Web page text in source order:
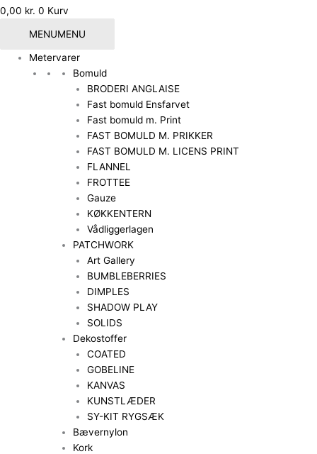
0,00 kr. 0 Kurv
MENUMENU
Metervarer
Bomuld
BRODERI ANGLAISE
Fast bomuld Ensfarvet
Fast bomuld m. Print
FAST BOMULD M. PRIKKER
FAST BOMULD M. LICENS PRINT
FLANNEL
FROTTEE
Gauze
KØKKENTERN
Vådliggerlagen
PATCHWORK
Art Gallery
BUMBLEBERRIES
DIMPLES
SHADOW PLAY
SOLIDS
Dekostoffer
COATED
GOBELINE
KANVAS
KUNSTLÆDER
SY-KIT RYGSÆK
Bævernylon
Kork